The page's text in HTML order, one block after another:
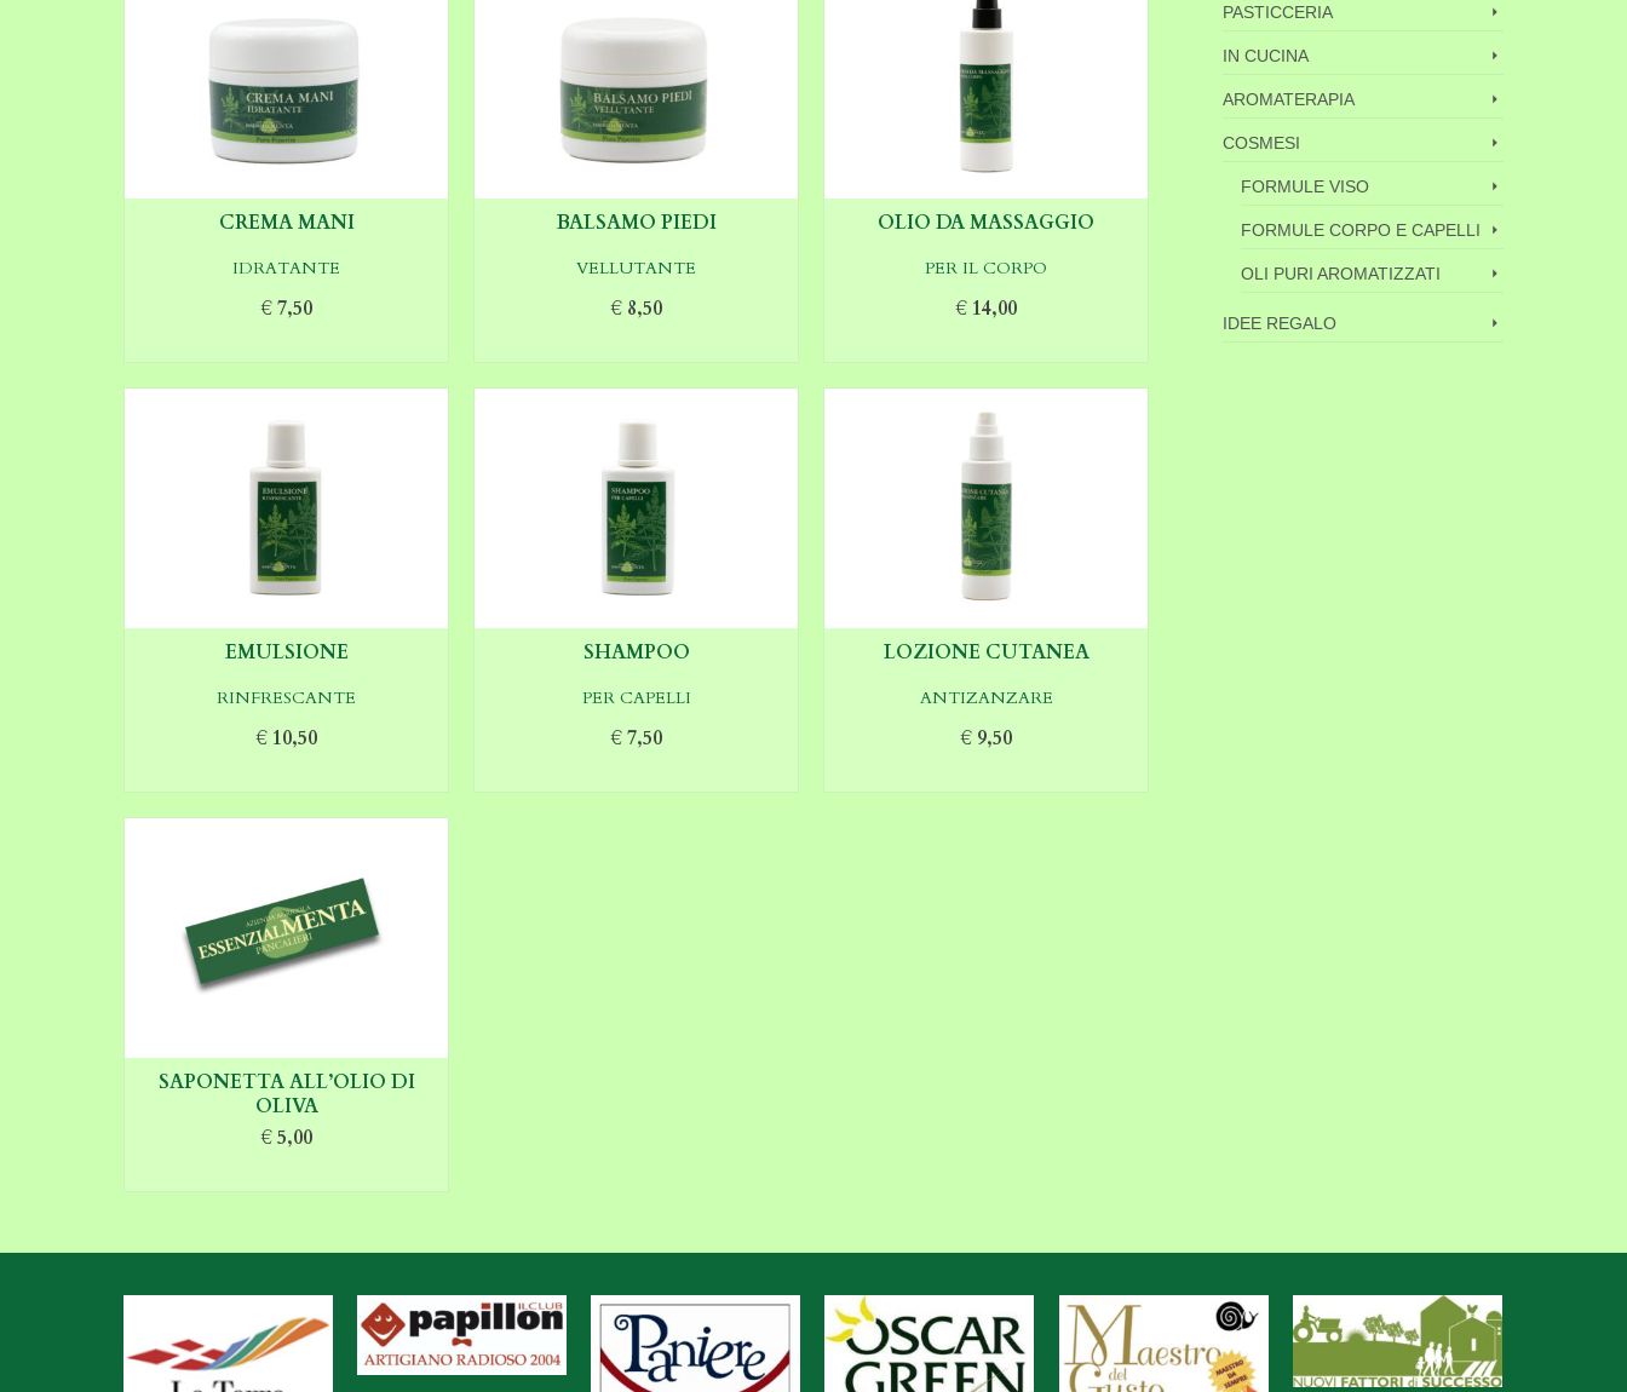
CREMA MANI
IDRATANTE
€7,50
BALSAMO PIEDI
VELLUTANTE
€8,50
OLIO DA MASSAGGIO
PER IL CORPO
€14,00
EMULSIONE
RINFRESCANTE
€10,50
SHAMPOO
PER CAPELLI
€7,50
LOZIONE CUTANEA
ANTIZANZARE
€9,50
SAPONETTA ALL’OLIO DI
OLIVA
€5,00
PASTICCERIA
IN CUCINA
AROMATERAPIA
COSMESI
FORMULE VISO
FORMULE CORPO E CAPELLI
OLI PURI AROMATIZZATI
IDEE REGALO